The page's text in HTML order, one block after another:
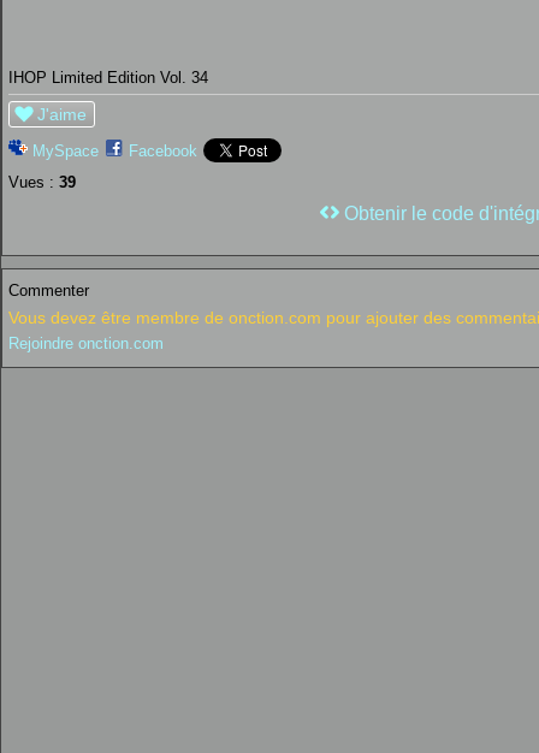
IHOP Limited Edition Vol. 34
J'aime
MySpace
Facebook
Vues : 39
Obtenir le code
Commenter
Vous devez être membre de onction.com pour ajouter des
Rejoindre onction.com